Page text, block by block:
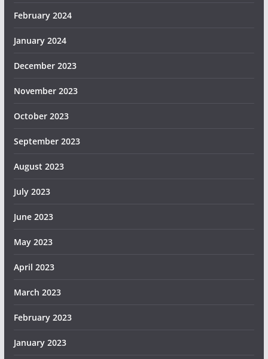
February 2024
January 2024
December 2023
November 2023
October 2023
September 2023
August 2023
July 2023
June 2023
May 2023
April 2023
March 2023
February 2023
January 2023